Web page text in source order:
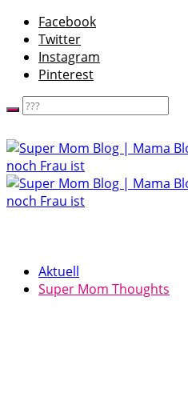
Facebook
Twitter
Instagram
Pinterest
Aktuell
Super Mom Thoughts